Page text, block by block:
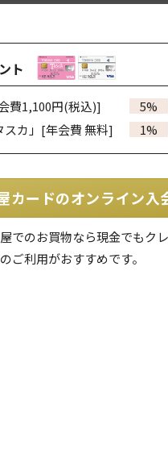
ト
費1,100円(税込)] 5%
カ」 [年会費 無料] 1%
カードのオンライン入
でのお買物なら現金でもク
ご利用がおすすめです。